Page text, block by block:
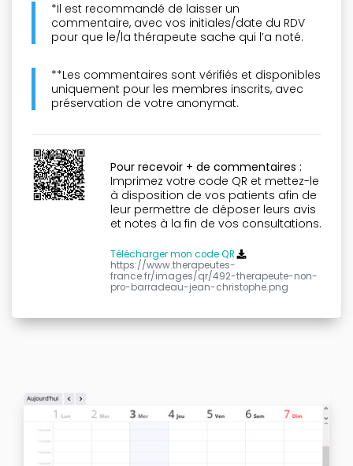
*Il est recommandé de laisser un
commentaire, avec vos initiales/date du RDV
pour que le/la thérapeute sache qui l’a noté.
**Les commentaires sont vérifiés et disponibles
uniquement pour les membres inscrits, avec
préservation de votre anonymat.
Pour recevoir + de commentaires :
Imprimez votre code QR et mettez-le
à disposition de vos patients afin de
leur permettre de déposer leurs avis
et notes à la fin de vos consultations.
Télécharger mon code QR
https://www.therapeutes-
france.fr/images/qr/492-therapeute-non-
pro-barradeau-jean-christophe.png